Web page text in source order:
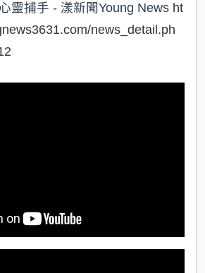
靈捕手 - 漾新聞Young News ht
news_detail.ph